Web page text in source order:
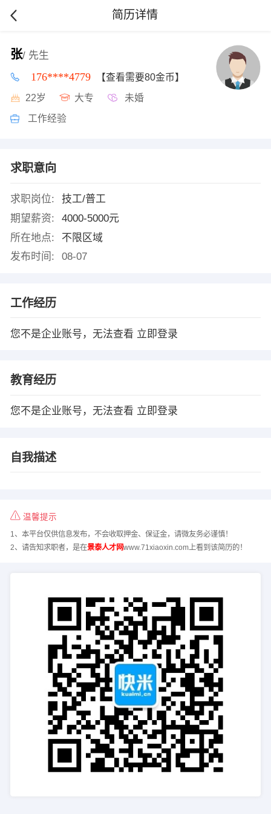
简历详情
张/ 先生
176****4779 【查看需要80金币】
22岁 大专 未婚
工作经验
求职意向
求职岗位:
技工/普工
期望薪资:
4000-5000元
所在地点:
不限区域
发布时间:
08-07
工作经历
您不是企业账号，无法查看 立即登录
教育经历
您不是企业账号，无法查看 立即登录
自我描述
温馨提示
1、本平台仅供信息发布，不会收取押金、保证金，请微友务必谨慎！
2、请告知求职者，是在景泰人才网www.71xiaoxin.com上看到该简历的！